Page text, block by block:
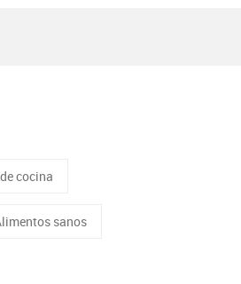
cocina
sanos